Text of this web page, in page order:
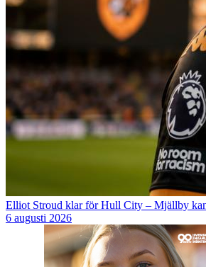
Elliot Stroud klar för Hull City – Mjällby
6 augusti 2026